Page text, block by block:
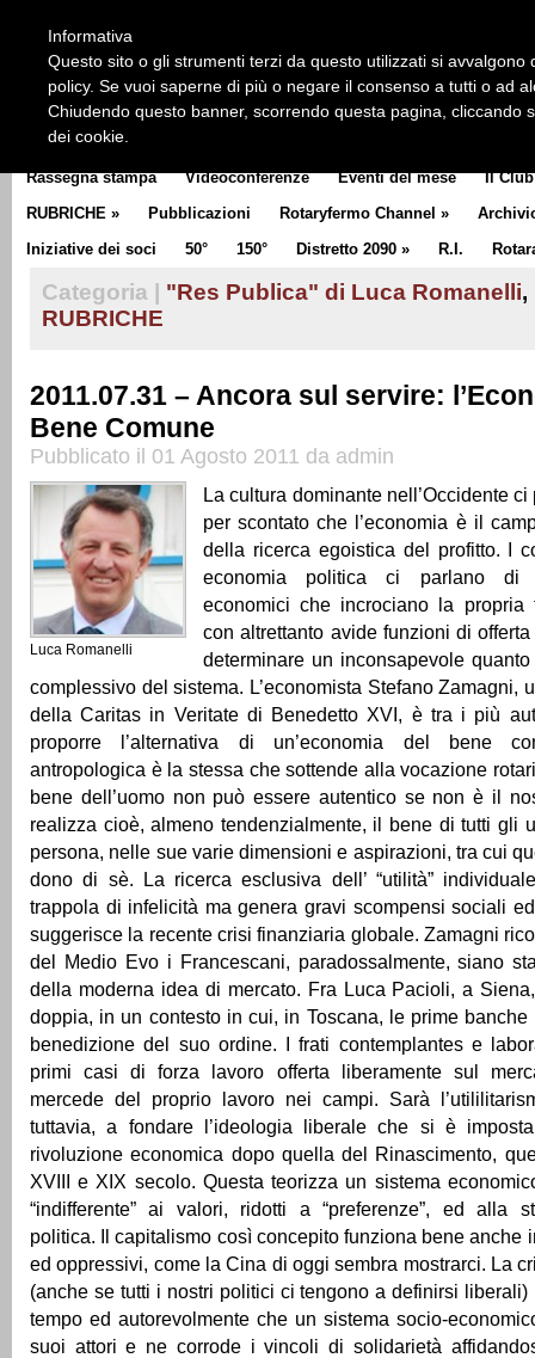
CLUB COMMUNICATOR
Rassegna stampa Videoconferenze Eventi del mese Il Club
RUBRICHE » Pubblicazioni Rotaryfermo Channel »
Iniziative dei soci
50° 150° Distretto 2090 » R.I.
Categoria | "Res Publica" di Luca Romanelli,
RUBRICHE
2011.07.31 – Ancora sul servire:
Bene Comune
Pubblicato il 01 Agosto 2011 da admin
Luca Romanelli
La cultura dominante nell’Occidente
per scontato che l’economia è il
della ricerca egoistica del profitto. I
economia politica ci parlano di
economici che incrociano la propria
con altrettanto avide funzioni di
determinare un inconsapevole
complessivo del sistema. L’economista Stefano Zamagni,
della Caritas in Veritate di Benedetto XVI, è tra i più
proporre l’alternativa di un’economia del bene
antropologica è la stessa che sottende alla vocazione
bene dell’uomo non può essere autentico se non è il
realizza cioè, almeno tendenzialmente, il bene di tutti gli
persona, nelle sue varie dimensioni e aspirazioni, tra cui
dono di sè. La ricerca esclusiva dell’ “utilità”
trappola di infelicità ma genera gravi scompensi sociali
suggerisce la recente crisi finanziaria globale. Zamagni
del Medio Evo i Francescani, paradossalmente, siano
della moderna idea di mercato. Fra Luca Pacioli, a
doppia, in un contesto in cui, in Toscana, le prime
benedizione del suo ordine. I frati contemplantes e
primi casi di forza lavoro offerta liberamente sul
mercede del proprio lavoro nei campi. Sarà
tuttavia, a fondare l’ideologia liberale che si è
rivoluzione economica dopo quella del Rinascimento,
XVIII e XIX secolo. Questa teorizza un sistema
“indifferente” ai valori, ridotti a “preferenze”, ed alla
politica. Il capitalismo così concepito funziona bene anche
ed oppressivi, come la Cina di oggi sembra mostrarci. La
(anche se tutti i nostri politici ci tengono a definirsi liberali)
tempo ed autorevolmente che un sistema socio-
suoi attori e ne corrode i vincoli di solidarietà
Informativa
Questo sito o gli strumenti terzi da questo utilizzati si
policy. Se vuoi saperne di più o negare il consenso a tutti o ad
Chiudendo questo banner, scorrendo questa pagina, cliccando
dei cookie.